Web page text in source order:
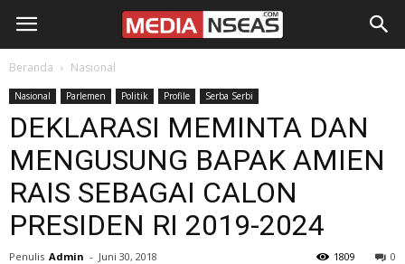
Beranda Nasional
Nasional Parlemen Politik Profile Serba Serbi
DEKLARASI MEMINTA DAN
MENGUSUNG BAPAK AMIEN
RAIS SEBAGAI CALON
PRESIDEN RI 2019-2024
Penulis Admin - Juni 30, 2018 0
1809